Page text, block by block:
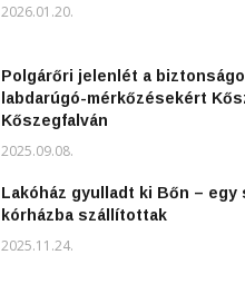
2026.01.20.
Polgárőri jelenlét a
labdarúgó-mérkőzésekért
Kőszegfalván
2025.09.08.
Lakóház gyulladt ki Bőn –
kórházba szállítottak
2025.11.24.